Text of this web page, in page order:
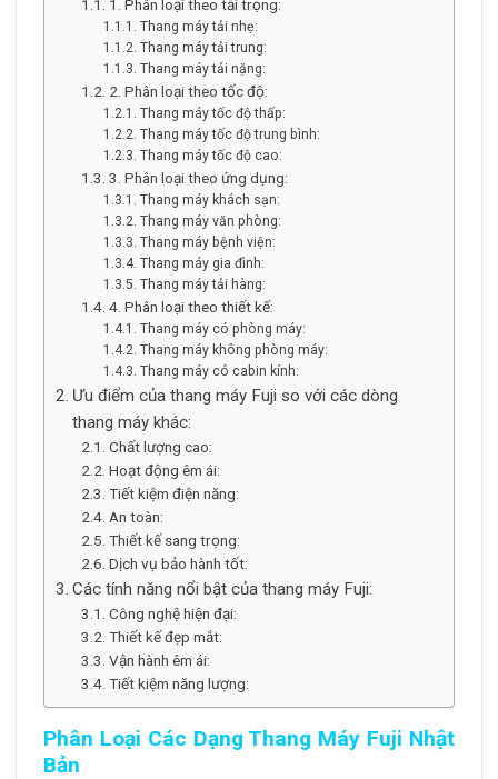
1. Phân loại theo tải trọng:
Thang máy tải nhẹ:
Thang máy tải trung:
Thang máy tải nặng:
2. Phân loại theo tốc độ:
Thang máy tốc độ thấp:
Thang máy tốc độ trung bình:
Thang máy tốc độ cao:
3. Phân loại theo ứng dụng:
Thang máy khách sạn:
Thang máy văn phòng:
Thang máy bệnh viện:
Thang máy gia đình:
Thang máy tải hàng:
4. Phân loại theo thiết kế:
Thang máy có phòng máy:
Thang máy không phòng máy:
Thang máy có cabin kính:
Ưu điểm của thang máy Fuji so với các dòng
thang máy khác:
Chất lượng cao:
Hoạt động êm ái:
Tiết kiệm điện năng:
An toàn:
Thiết kế sang trọng:
Dịch vụ bảo hành tốt:
Các tính năng nổi bật của thang máy Fuji:
Công nghệ hiện đại:
Thiết kế đẹp mắt:
Vận hành êm ái:
Tiết kiệm năng lượng:
Phân Loại Các Dạng Thang Máy Fuji Nhật
Bản